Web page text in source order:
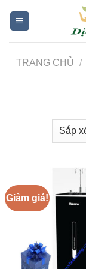
TRANG CHỦ /
Giảm giá!